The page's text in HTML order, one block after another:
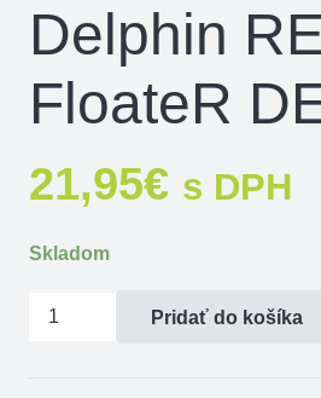
Delphin
FloateR
21,95€ s DPH
Skladom
množstvo
Pridať do košíka